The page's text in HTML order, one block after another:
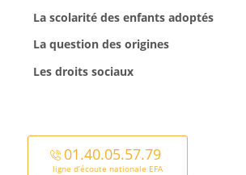
La scolarité des enfants adoptés
La question des origines
Les droits sociaux
01.40.05.57.79
ligne d’écoute nationale EFA